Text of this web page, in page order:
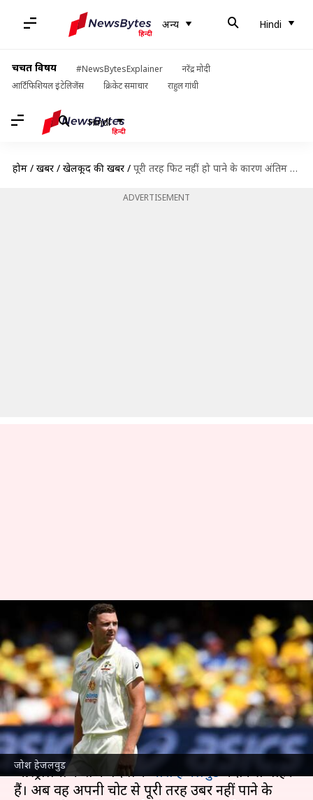
अन्य Hindi
चर्चित विषय #NewsBytesExplainer
नरेंद्र मोदी
आर्टिफिशियल इंटेलिजेंस
क्रिकेट समाचार राहुल गांधी
Hindi
होम / खबरें / खेलकूद की खबरें / पूरी तरह फिट नहीं हो पाने के कारण अंतिम एशेज टेस्ट भी मिस करेंगे जोश हेजलवुड
ADVERTISEMENT
जोश हेजलवुड
पूरी तरह फिट नहीं हो पाने के कारण
अंतिम एशेज टेस्ट भी मिस करेंगे जोश
हेजलवुड
लेखन Neeraj Pandey Jan 08, 2022 11:00 am
क्या है खबर?
ब्रिसबेन में खेले गए पहले एशेज टेस्ट के बाद से ही
ऑस्ट्रेलिया के तेज गेंदबाजजोश हेजलवुडमैदान से बाहर
हैं। अब वह अपनी चोट से पूरी तरह उबर नहीं पाने के